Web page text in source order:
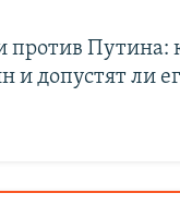
против Путина:
и допустят ли